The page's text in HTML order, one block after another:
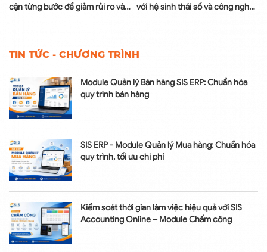
TIN TỨC - CHƯƠNG TRÌNH
Module Quản lý Bán hàng SIS ERP: Chuẩn hóa
quy trình bán hàng
SIS ERP - Module Quản lý Mua hàng: Chuẩn hóa
quy trình, tối ưu chi phí
Kiểm soát thời gian làm việc hiệu quả với SIS
Accounting Online – Module Chấm công
cận từng bước để giảm rủi ro và
với hệ sinh thái số và công nghệ